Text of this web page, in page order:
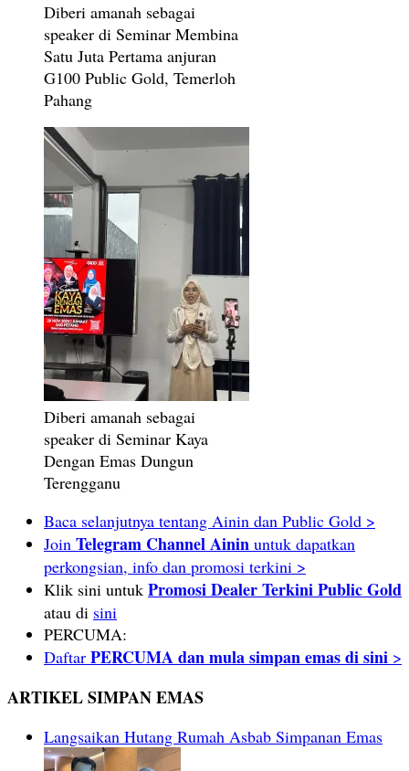
Diberi amanah sebagai
speaker di Seminar Membina
Satu Juta Pertama anjuran
G100 Public Gold, Temerloh
Pahang
Diberi amanah sebagai
speaker di Seminar Kaya
Dengan Emas Dungun
Terengganu
Baca selanjutnya tentang Ainin dan Public Gold >
Join Telegram Channel Ainin untuk dapatkan
perkongsian, info dan promosi terkini >
Klik sini untuk Promosi Dealer Terkini Public Gold
atau di sini
PERCUMA:
Daftar PERCUMA dan mula simpan emas di sini >
ARTIKEL SIMPAN EMAS
Langsaikan Hutang Rumah Asbab Simpanan Emas